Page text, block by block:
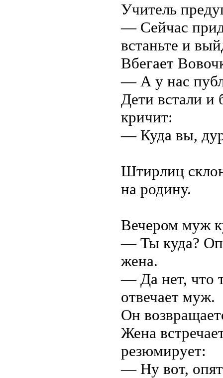
Учитель
— Сейчас
встаньте и
Вбегает
— А у нас
Дети встали и
кричит:
— Куда вы,
Штирлиц
на родину.
Вечером муж
— Ты куда?
жена.
— Да нет, что
отвечает муж.
Он
Жена
резюмирует:
— Ну вот,